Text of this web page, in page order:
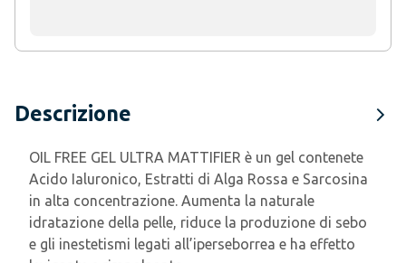
Descrizione
OIL FREE GEL ULTRA MATTIFIER è un gel contenete
Acido Ialuronico, Estratti di Alga Rossa e Sarcosina
in alta concentrazione. Aumenta la naturale
idratazione della pelle, riduce la produzione di sebo
e gli inestetismi legati all’iperseborrea e ha effetto